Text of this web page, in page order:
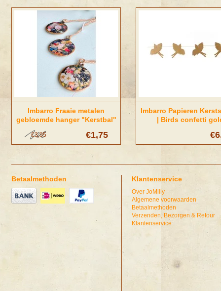
Imbarro Fraaie metalen
gebloemde hanger "Kerstbal"
€1,75
€3,95
Imbarro Papieren
| Birds confetti
Betaalmethoden Klantenservice
Over JoMilly
Algemene voorwaarden
Betaalmethoden
Verzenden, Bezorgen & Retour
Klantenservice